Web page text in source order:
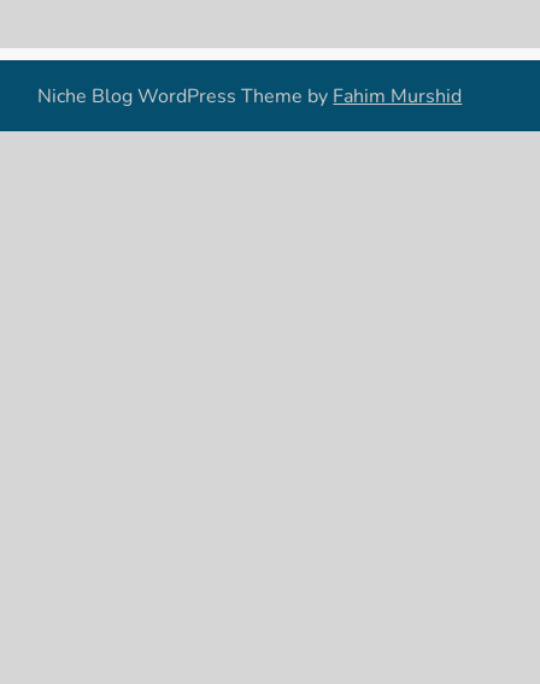
Niche Blog WordPress Theme by Fahim Murshid